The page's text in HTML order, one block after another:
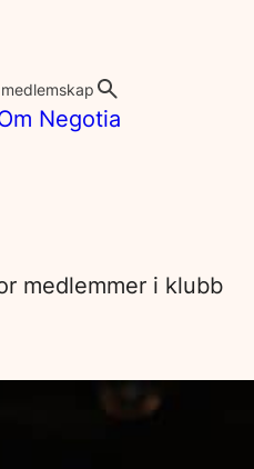
Negotia
medlemmer i klubb